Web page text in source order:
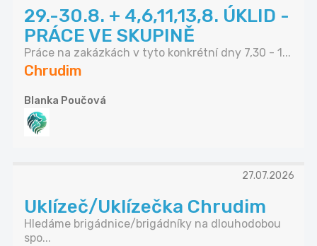
29.-30.8. + 4,6,11,13,8. ÚKLID -
PRÁCE VE SKUPINĚ
Práce na zakázkách v tyto konkrétní dny 7,30 - 1...
Chrudim
Blanka Poučová
27.07.2026
Uklízeč/Uklízečka Chrudim
Hledáme brigádnice/brigádníky na dlouhodobou
spo...